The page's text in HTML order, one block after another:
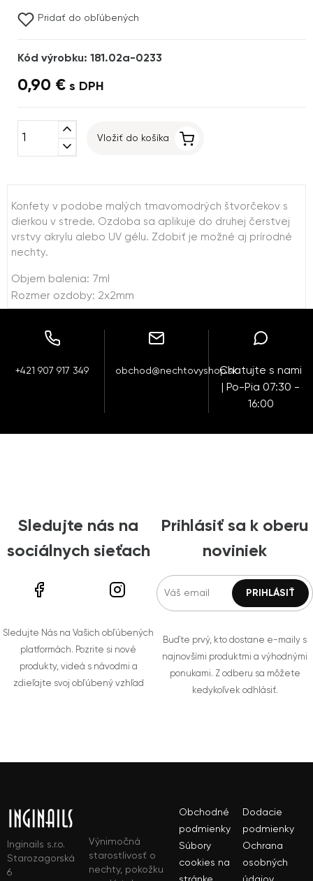
Pridať do obľúbených
Kód výrobku: 181.02a-0233
0,90 € s DPH
expand_less
expand_more
Vložiť do košíka
Konfety v podobe malých tmavomodrých štvorčekov s
dierkou v strede. Ozdoba sa aplikuje do druhej čerstvej
vrstvy akrylu alebo UV gélu. Zdobiť je možné aj prírodné
nechty.
Objem balenia: 7ml
Rozmer ozdoby: 2x2mm
+421 907 917 349 obchod@nechtovyshop.skChatujte s nami
| Po-Pia 07:30 -
16:00
Sledujte nás na
sociálnych sieťach
Sledujte Nás na Vašich obľúbených
platformách. Pozrite si nové
produkty, videá s návodmi a
zdieľajte svoj obľúbený vzhľad
Prihlásiť sa k oberu
noviniek
Buďte prvý, kto dostane e-maily s
najnovšími produktmi a výhodnými
ponukami. Z odberu sa môžete
kedykoľvek odhlásiť.
Inginails s.r.o.
Starozagorská
6
Výnimočná
starostlivosť o
nechty, pokožku
Obchodné
podmienky
Dodacie
podmienky
Súbory
cookies na
Ochrana
osobných